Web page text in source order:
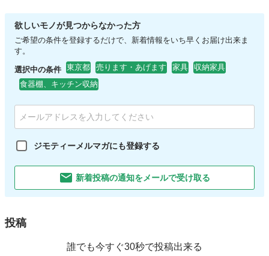
欲しいモノが見つからなかった方
ご希望の条件を登録するだけで、新着情報をいち早くお届け出来ま
す。
選択中の条件 東京都 売ります・あげます 家具
収納家具
食器棚、キッチン収納
ジモティーメルマガにも登録する
新着投稿の通知をメールで受け取る
投稿
誰でも今すぐ30秒で投稿出来る